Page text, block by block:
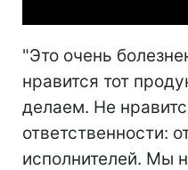
"Это очень
нравится тот
делаем. Не
ответственности:
исполнителей. Мы